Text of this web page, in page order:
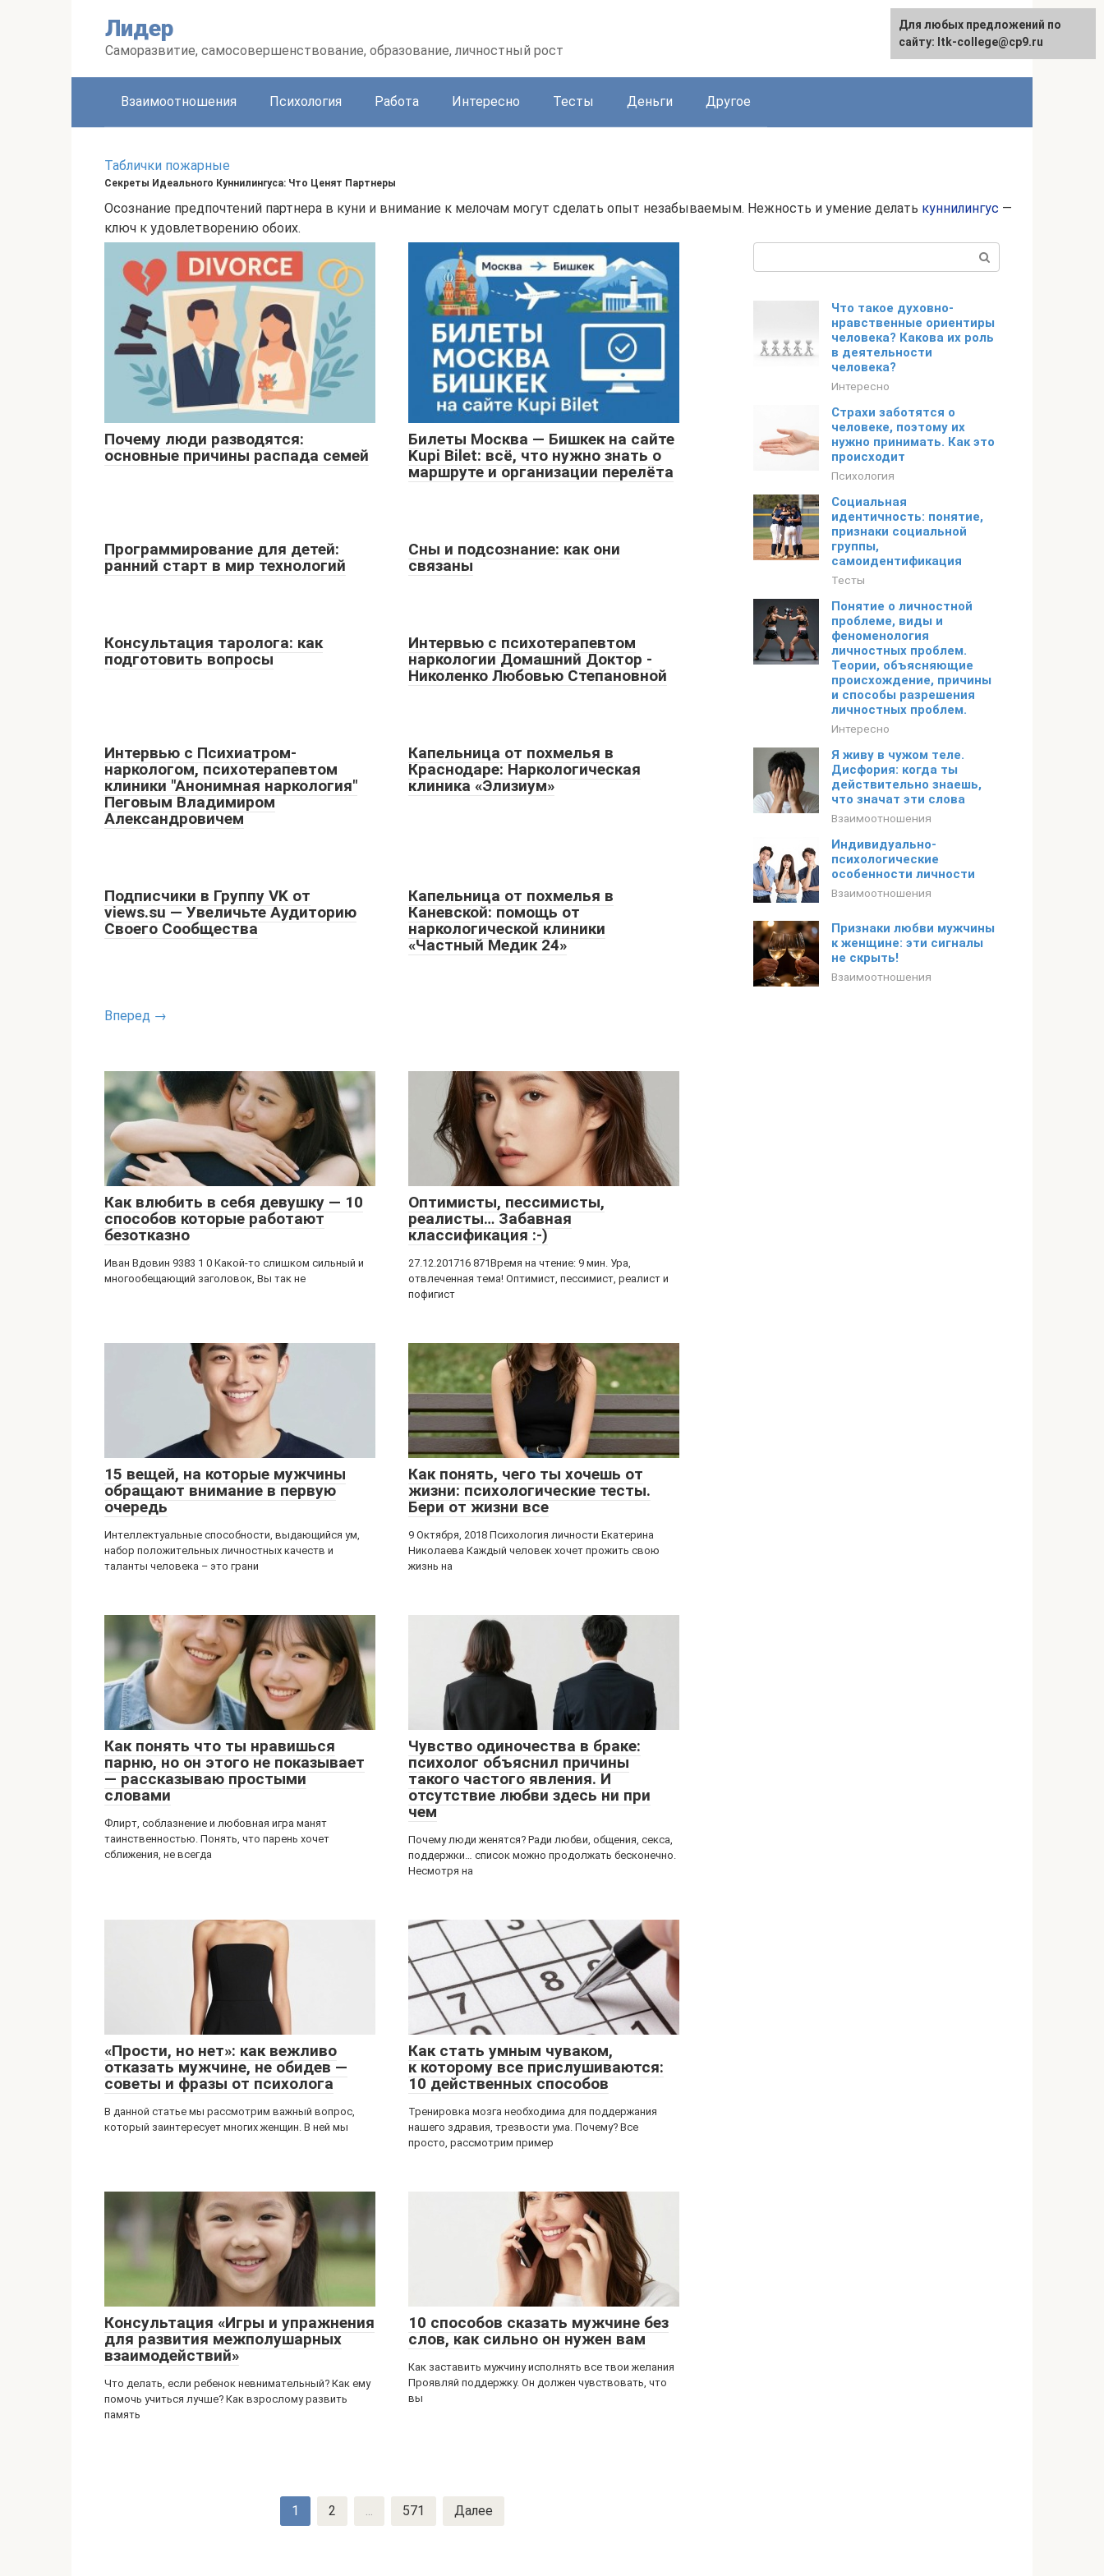
Лидер
Саморазвитие, самосовершенствование, образование, личностный рост
Взаимоотношения Психология Работа Интересно Тесты Деньги Другое
Таблички пожарные
Секреты Идеального Куннилингуса: Что Ценят Партнеры
Осознание предпочтений партнера в куни и внимание к мелочам могут сделать опыт незабываемым. Нежность и умение делать куннилингус —
ключ к удовлетворению обоих.
Почему люди разводятся:
основные причины распада семей
Билеты Москва — Бишкек на сайте
Kupi Bilet: всё, что нужно знать о
маршруте и организации перелёта
Программирование для детей:
ранний старт в мир технологий
Сны и подсознание: как они
связаны
Консультация таролога: как
подготовить вопросы
Интервью с психотерапевтом
наркологии Домашний Доктор -
Николенко Любовью Степановной
Интервью с Психиатром-
наркологом, психотерапевтом
клиники "Анонимная наркология"
Пеговым Владимиром
Александровичем
Капельница от похмелья в
Краснодаре: Наркологическая
клиника «Элизиум»
Подписчики в Группу VK от
views.su — Увеличьте Аудиторию
Своего Сообщества
Капельница от похмелья в
Каневской: помощь от
наркологической клиники
«Частный Медик 24»
Вперед →
Как влюбить в себя девушку — 10
способов которые работают
безотказно
Иван Вдовин 9383 1 0 Какой-то слишком сильный и
многообещающий заголовок, Вы так не
Оптимисты, пессимисты,
реалисты… Забавная
классификация :-)
27.12.201716 871Время на чтение: 9 мин. Ура,
отвлеченная тема! Оптимист, пессимист, реалист и
пофигист
15 вещей, на которые мужчины
обращают внимание в первую
очередь
Интеллектуальные способности, выдающийся ум,
набор положительных личностных качеств и
таланты человека – это грани
Как понять, чего ты хочешь от
жизни: психологические тесты.
Бери от жизни все
9 Октября, 2018 Психология личности Екатерина
Николаева Каждый человек хочет прожить свою
жизнь на
Как понять что ты нравишься
парню, но он этого не показывает
— рассказываю простыми
словами
Флирт, соблазнение и любовная игра манят
таинственностью. Понять, что парень хочет
сближения, не всегда
Чувство одиночества в браке:
психолог объяснил причины
такого частого явления. И
отсутствие любви здесь ни при
чем
Почему люди женятся? Ради любви, общения, секса,
поддержки… список можно продолжать бесконечно.
Несмотря на
«Прости, но нет»: как вежливо
отказать мужчине, не обидев —
советы и фразы от психолога
В данной статье мы рассмотрим важный вопрос,
который заинтересует многих женщин. В ней мы
Как стать умным чуваком,
к которому все прислушиваются:
10 действенных способов
Тренировка мозга необходима для поддержания
нашего здравия, трезвости ума. Почему? Все
просто, рассмотрим пример
Консультация «Игры и упражнения
для развития межполушарных
взаимодействий»
Что делать, если ребенок невнимательный? Как ему
помочь учиться лучше? Как взрослому развить
память
10 способов сказать мужчине без
слов, как сильно он нужен вам
Как заставить мужчину исполнять все твои желания
Проявляй поддержку. Он должен чувствовать, что
вы
1 2 ... 571 Далее
Что такое духовно-
нравственные ориентиры
человека? Какова их роль
в деятельности
человека?
Интересно
Страхи заботятся о
человеке, поэтому их
нужно принимать. Как это
происходит
Психология
Социальная
идентичность: понятие,
признаки социальной
группы,
самоидентификация
Тесты
Понятие о личностной
проблеме, виды и
феноменология
личностных проблем.
Теории, объясняющие
происхождение, причины
и способы разрешения
личностных проблем.
Интересно
Я живу в чужом теле.
Дисфория: когда ты
действительно знаешь,
что значат эти слова
Взаимоотношения
Индивидуально-
психологические
особенности личности
Взаимоотношения
Признаки любви мужчины
к женщине: эти сигналы
не скрыть!
Взаимоотношения
Для любых предложений по
сайту: ltk-college@cp9.ru